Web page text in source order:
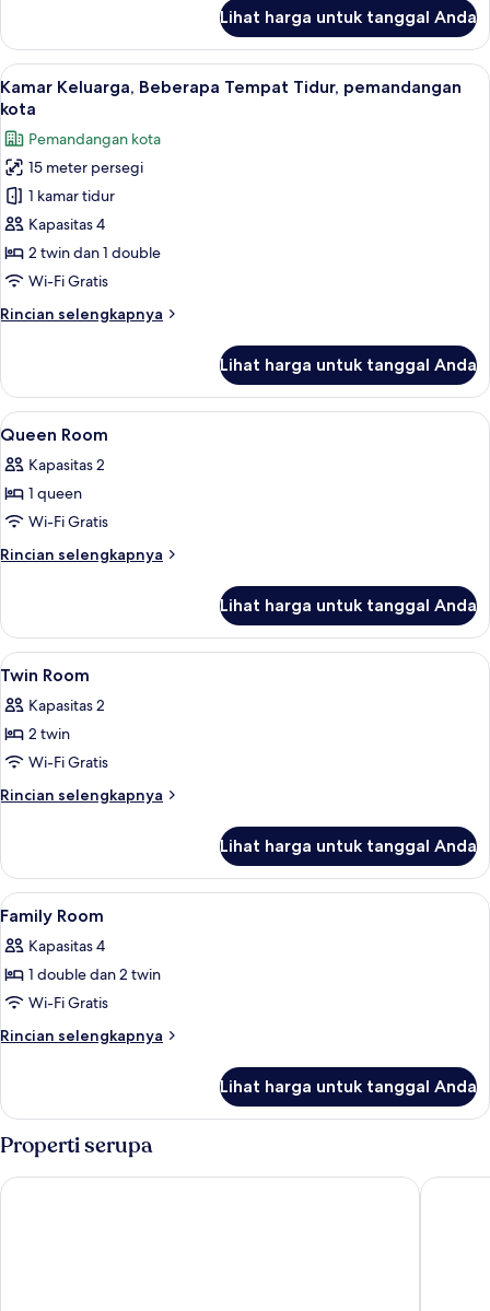
Kamar
Deluks,
1
Tempat
Twin,
pemandangan
kota
Lihat harga untuk tanggal Anda
Lihat
semua
foto
untuk
Kamar
Keluarga,
Beberapa
Tempat
Tidur,
kota
Kamar Keluarga, Beberapa Tempat
3
Kamar Keluarga, Beberapa Tempat Tidur, pemandangan
kota
Pemandangan kota
15 meter persegi
1 kamar tidur
Kapasitas 4
2 twin dan 1 double
Wi-Fi Gratis
Rincian selengkapnya
Rincian
Kamar
Keluarga,
Beberapa
Tidur,
pemandangan
Lihat harga untuk tanggal Anda
Lihat
semua
foto
untuk
Queen
Room
Meja kerja, Wi-Fi gratis, dan seprai
5
Queen Room
Kapasitas 2
1 queen
Wi-Fi Gratis
Rincian selengkapnya
Rincian
Queen
Room
Lihat harga untuk tanggal Anda
Lihat
semua
foto
untuk
Twin
Room
Meja kerja, Wi-Fi gratis, dan seprai
4
Twin Room
Kapasitas 2
2 twin
Wi-Fi Gratis
Rincian selengkapnya
Rincian
Twin
Room
Lihat harga untuk tanggal Anda
Lihat
semua
foto
untuk
Family
Room
Meja kerja, Wi-Fi gratis, dan seprai
6
Family Room
Kapasitas 4
1 double dan 2 twin
Wi-Fi Gratis
Rincian selengkapnya
Rincian
Family
Room
Lihat harga untuk tanggal Anda
Properti serupa
City Garden Suites Manila